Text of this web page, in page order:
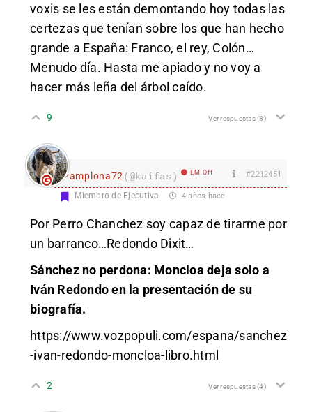
voxis se les están demontando hoy todas las
certezas que tenían sobre los que han hecho
grande a España: Franco, el rey, Colón…
Menudo día. Hasta me apiado y no voy a
hacer más leña del árbol caído.
9 Ver respuestas(3)
Pamplona72 (@kaifas) EM Off #2212451
Miembro de Ejecutiva 4 años hace
Por Perro Chanchez soy capaz de tirarme por
un barranco…Redondo Dixit…
Sánchez no perdona: Moncloa deja solo a
Iván Redondo en la presentación de su
biografía.
https://www.vozpopuli.com/espana/sanchez
-ivan-redondo-moncloa-libro.html
2 Ver respuestas(4)